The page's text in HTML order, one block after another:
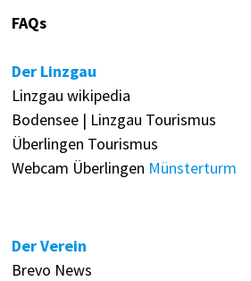
FAQs
Der Linzgau
Linzgau wikipedia
Bodensee | Linzgau Tourismus
Überlingen Tourismus
Webcam Überlingen Münsterturm
Der Verein
Brevo News